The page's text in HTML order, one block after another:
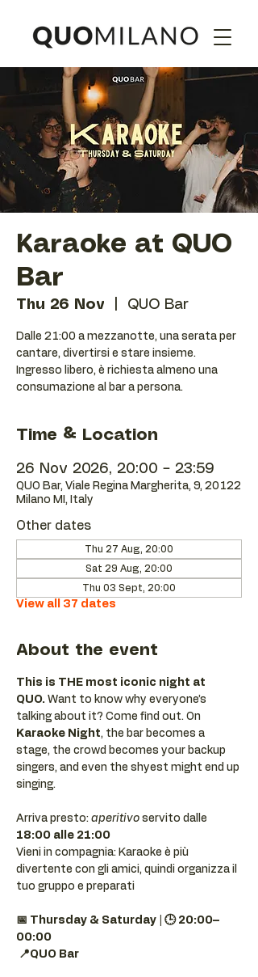
Karaoke at QUO
Bar
Thu 26 Nov QUO Bar
Dalle 21:00 a mezzanotte, una serata per
cantare, divertirsi e stare insieme.
Ingresso libero, è richiesta almeno una
consumazione al bar a persona.
Time & Location
26 Nov 2026, 20:00 – 23:59
QUO Bar, Viale Regina Margherita, 9, 20122
Milano MI, Italy
Other dates
Thu 27 Aug, 20:00
Sat 29 Aug, 20:00
Thu 03 Sept, 20:00
View all 37 dates
About the event
This is THE most iconic night at
QUO. Want to know why everyone’s
talking about it? Come find out. On
Karaoke Night, the bar becomes a
stage, the crowd becomes your backup
singers, and even the shyest might end up
singing.
Arriva presto: aperitivo servito dalle
18:00 alle 21:00
Vieni in compagnia: Karaoke è più
divertente con gli amici, quindi organizza il
tuo gruppo e preparati
📅 Thursday & Saturday | 🕒 20:00–
00:00
📍QUO Bar